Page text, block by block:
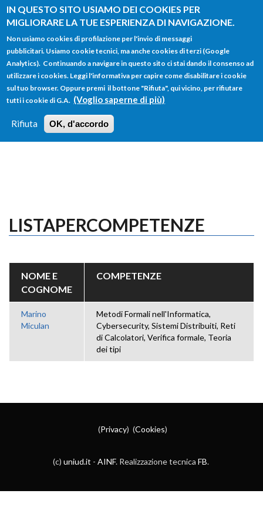
IN QUESTO SITO USIAMO DEI COOKIES PER
MIGLIORARE LA TUE ESPERIENZA DI NAVIGAZIONE.
Non usiamo cookies di profilazione per l'invio di messaggi
pubblicitari. Usiamo cookie tecnici, ma anche cookies di terzi (Google
Analytics). Continuando a navigare in questo sito ci stai dando il consenso ad
utilizzare i cookies. Leggi l'informativa per capire come disabilitare i cookie
sul tuo browser. Oppure premi il bottone "Rifiuta", qui vicino, per rifiutare
tutti i cookie di G.A. (Voglio saperne di più)
Rifiuta OK, d'accordo
Salta al contenuto principale
FORM
DI
RICERCA
Main menu
HOME TUTTI I PROFILI
LOGIN
LISTAPERCOMPETENZE
NOME E
COGNOME
COMPETENZE
Marino
Miculan
Metodi Formali nell'Informatica,
Cybersecurity, Sistemi Distribuiti, Reti
di Calcolatori, Verifica formale, Teoria
dei tipi
(Privacy) (Cookies)
(c) uniud.it - AINF. Realizzazione tecnica FB.